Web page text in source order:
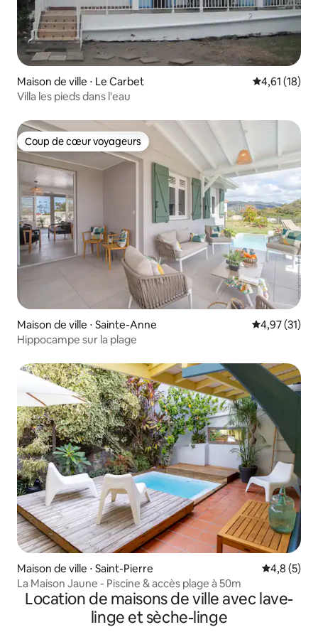
Maison de ville ⋅ Le Carbet Évaluation
4,61 (18)
Villa les pieds dans l'eau
Coup de cœur voyageurs
Coup de cœur voyageurs
Maison de ville ⋅ Sainte-Anne Évaluation
4,97 (31)
Hippocampe sur la plage
Maison de ville ⋅ Saint-Pierre Évaluation
4,8 (5)
La Maison Jaune - Piscine & accès plage à 50m
Location de maisons de ville avec lave-
linge et sèche-linge